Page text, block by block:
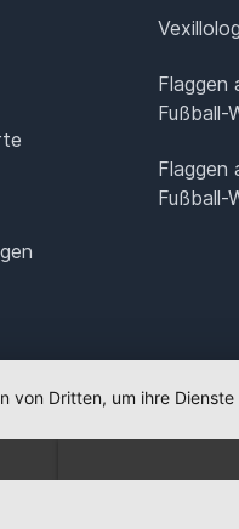
Flaggen
Fußball-
Flaggen
Fußball-
von Dritten, um ihre